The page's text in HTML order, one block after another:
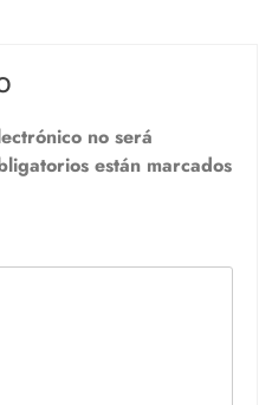
no será
están marcados